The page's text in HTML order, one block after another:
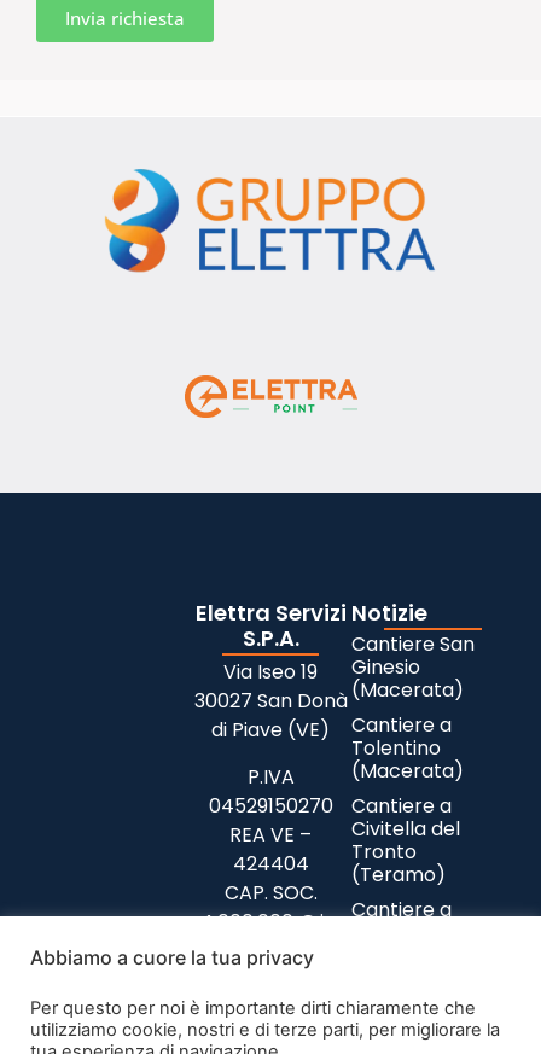
Invia richiesta
Elettra Servizi
S.P.A.
Via Iseo 19
30027 San Donà
di Piave (VE)
P.IVA
04529150270
REA VE –
424404
CAP. SOC.
4.000.000 € i.v.
Privacy Policy
Codice Etico
Politiche parità
Notizie
Cantiere San
Ginesio
(Macerata)
Cantiere a
Tolentino
(Macerata)
Cantiere a
Civitella del
Tronto
(Teramo)
Cantiere a
Foligno (Perugia)
Abbiamo a cuore la tua privacy
Per questo per noi è importante dirti chiaramente che
utilizziamo cookie, nostri e di terze parti, per migliorare la